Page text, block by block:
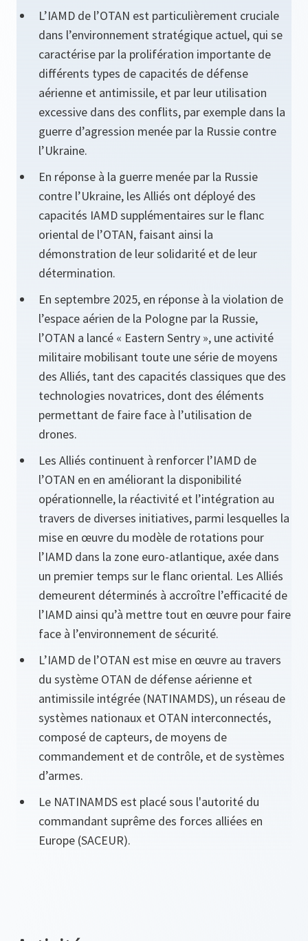
L’IAMD de l’OTAN est particulièrement cruciale
dans l’environnement stratégique actuel, qui se
caractérise par la prolifération importante de
différents types de capacités de défense
aérienne et antimissile, et par leur utilisation
excessive dans des conflits, par exemple dans la
guerre d’agression menée par la Russie contre
l’Ukraine.
En réponse à la guerre menée par la Russie
contre l’Ukraine, les Alliés ont déployé des
capacités IAMD supplémentaires sur le flanc
oriental de l’OTAN, faisant ainsi la
démonstration de leur solidarité et de leur
détermination.
En septembre 2025, en réponse à la violation de
l’espace aérien de la Pologne par la Russie,
l’OTAN a lancé « Eastern Sentry », une activité
militaire mobilisant toute une série de moyens
des Alliés, tant des capacités classiques que des
technologies novatrices, dont des éléments
permettant de faire face à l’utilisation de
drones.
Les Alliés continuent à renforcer l’IAMD de
l’OTAN en en améliorant la disponibilité
opérationnelle, la réactivité et l’intégration au
travers de diverses initiatives, parmi lesquelles la
mise en œuvre du modèle de rotations pour
l’IAMD dans la zone euro-atlantique, axée dans
un premier temps sur le flanc oriental. Les Alliés
demeurent déterminés à accroître l’efficacité de
l’IAMD ainsi qu’à mettre tout en œuvre pour faire
face à l’environnement de sécurité.
L’IAMD de l’OTAN est mise en œuvre au travers
du système OTAN de défense aérienne et
antimissile intégrée (NATINAMDS), un réseau de
systèmes nationaux et OTAN interconnectés,
composé de capteurs, de moyens de
commandement et de contrôle, et de systèmes
d’armes.
Le NATINAMDS est placé sous l'autorité du
commandant suprême des forces alliées en
Europe (SACEUR).